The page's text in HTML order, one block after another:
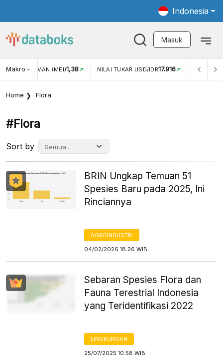
Indonesia
Masuk
MakroWISMAN (MEI)1,38 NILAI TUKAR USD/IDR17.916 INFLASI
Home Flora
#flora
Sort by
BRIN Ungkap Temuan 51
Spesies Baru pada 2025, Ini
Rinciannya
AGROINDUSTRI
04/02/2026 18:26 WIB
Sebaran Spesies Flora dan
Fauna Terestrial Indonesia
yang Teridentifikasi 2022
LINGKUNGAN
25/07/2025 10:58 WIB